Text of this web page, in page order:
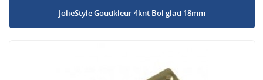
JolieStyle Goudkleur 4knt Bol glad 18mm